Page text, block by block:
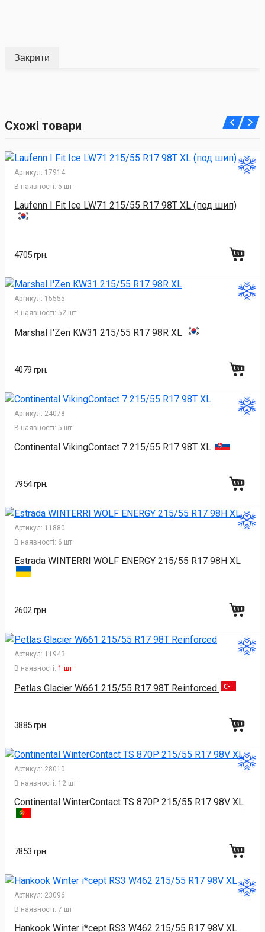
Закрити
Схожі товари
Артикул: 17914
В наявності: 5 шт
Laufenn I Fit Ice LW71 215/55 R17 98T XL (под шип)
4705 грн.
Артикул: 15555
В наявності: 52 шт
Marshal I'Zen KW31 215/55 R17 98R XL
4079 грн.
Артикул: 24078
В наявності: 5 шт
Continental VikingContact 7 215/55 R17 98T XL
7954 грн.
Артикул: 11880
В наявності: 6 шт
Estrada WINTERRI WOLF ENERGY 215/55 R17 98H XL
2602 грн.
Артикул: 11943
В наявності: 1 шт
Petlas Glacier W661 215/55 R17 98T Reinforced
3885 грн.
Артикул: 28010
В наявності: 12 шт
Continental WinterContact TS 870P 215/55 R17 98V XL
7853 грн.
Артикул: 23096
В наявності: 7 шт
Hankook Winter i*cept RS3 W462 215/55 R17 98V XL